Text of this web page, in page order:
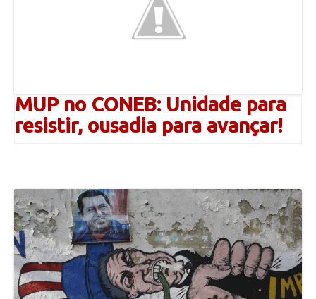
MUP no CONEB: Unidade para
resistir, ousadia para avançar!